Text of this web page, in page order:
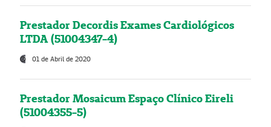
Prestador Decordis Exames Cardiológicos
LTDA (51004347-4)
01 de Abril de 2020
Prestador Mosaicum Espaço Clínico Eireli
(51004355-5)